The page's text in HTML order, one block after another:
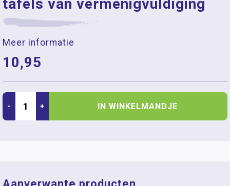
tafels van vermenigvuldiging
Meer informatie
10,95
- + IN WINKELMANDJE